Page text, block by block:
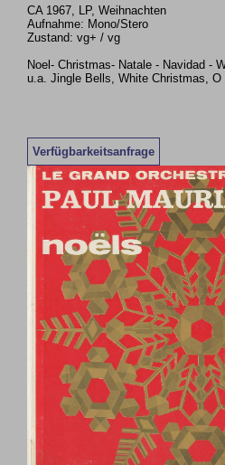
CA 1967, LP, Weihnachten
Aufnahme: Mono/Stero
Zustand: vg+ / vg
Noel- Christmas- Natale - Navidad -
u.a. Jingle Bells, White Christmas, O
Verfügbarkeitsanfrage